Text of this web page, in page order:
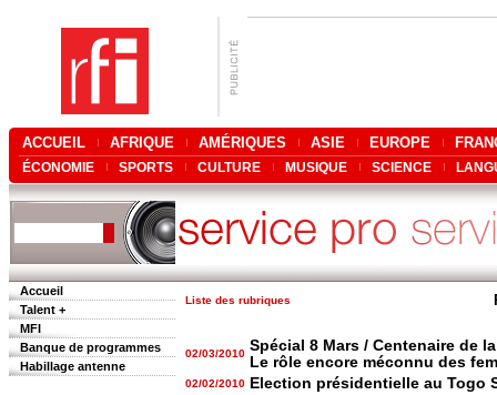
ACCUEIL AFRIQUE AMÉRIQUES ASIE EUROPE
ÉCONOMIE SPORTS CULTURE MUSIQUE SCIENCE
Accueil
Talent +
MFI
Banque de programmes
Habillage antenne
Liste des rubriques
02/03/2010 Spécial 8 Mars / Centenaire de
Le rôle encore méconnu des
02/02/2010 Election présidentielle au Togo